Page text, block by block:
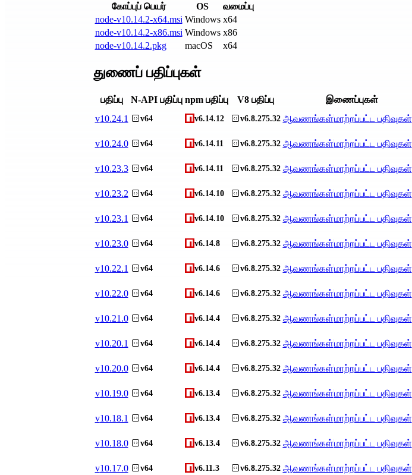
கோப்புப் பெயர் OS
வமைப்பு
node-v10.14.2-x64.msi Windows x64
node-v10.14.2-x86.msi Windows x86
node-v10.14.2.pkg
macOS x64
துணைப் பதிப்புகள்
பதிப்பு N-API பதிப்பு npm பதிப்பு V8 பதிப்பு
இணைப்புகள்
v10.24.1 v64 v6.14.12 v6.8.275.32 ஆவணங்கள்மாற்றப்பட்ட பதிவுகள்
v10.24.0 v64 v6.14.11 v6.8.275.32 ஆவணங்கள்மாற்றப்பட்ட பதிவுகள்
v10.23.3 v64 v6.14.11 v6.8.275.32 ஆவணங்கள்மாற்றப்பட்ட பதிவுகள்
v10.23.2 v64 v6.14.10 v6.8.275.32 ஆவணங்கள்மாற்றப்பட்ட பதிவுகள்
v10.23.1 v64 v6.14.10 v6.8.275.32 ஆவணங்கள்மாற்றப்பட்ட பதிவுகள்
v10.23.0 v64 v6.14.8 v6.8.275.32 ஆவணங்கள்மாற்றப்பட்ட பதிவுகள்
v10.22.1 v64 v6.14.6 v6.8.275.32 ஆவணங்கள்மாற்றப்பட்ட பதிவுகள்
v10.22.0 v64 v6.14.6 v6.8.275.32 ஆவணங்கள்மாற்றப்பட்ட பதிவுகள்
v10.21.0 v64 v6.14.4 v6.8.275.32 ஆவணங்கள்மாற்றப்பட்ட பதிவுகள்
v10.20.1 v64 v6.14.4 v6.8.275.32 ஆவணங்கள்மாற்றப்பட்ட பதிவுகள்
v10.20.0 v64 v6.14.4 v6.8.275.32 ஆவணங்கள்மாற்றப்பட்ட பதிவுகள்
v10.19.0 v64 v6.13.4 v6.8.275.32 ஆவணங்கள்மாற்றப்பட்ட பதிவுகள்
v10.18.1 v64 v6.13.4 v6.8.275.32 ஆவணங்கள்மாற்றப்பட்ட பதிவுகள்
v10.18.0 v64 v6.13.4 v6.8.275.32 ஆவணங்கள்மாற்றப்பட்ட பதிவுகள்
v10.17.0 v64 v6.11.3 v6.8.275.32 ஆவணங்கள்மாற்றப்பட்ட பதிவுகள்